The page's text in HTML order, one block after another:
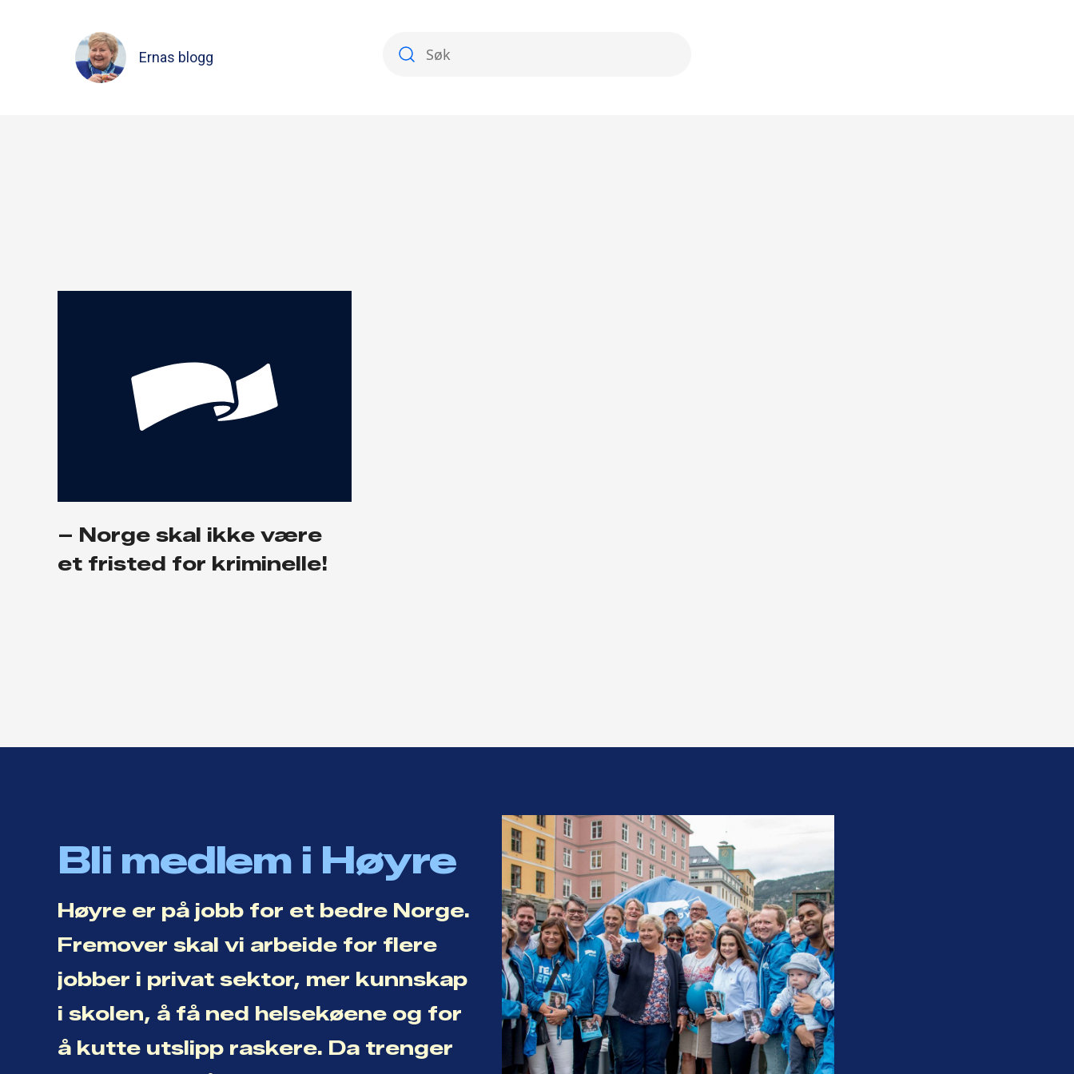
Ernas blogg
– Norge skal ikke være
et fristed for kriminelle!
Bli medlem i Høyre
Høyre er på jobb for et bedre Norge.
Fremover skal vi arbeide for flere
jobber i privat sektor, mer kunnskap
i skolen, å få ned helsekøene og for
å kutte utslipp raskere. Da trenger